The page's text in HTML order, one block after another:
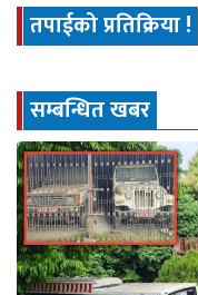
तपाईको प्रतिक्रिया !
सम्बन्धित खबर